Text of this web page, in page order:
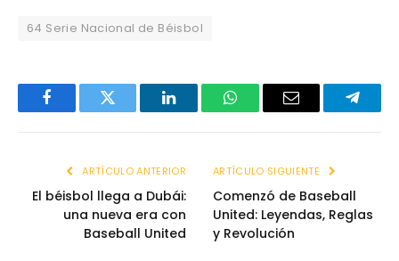
64 Serie Nacional de Béisbol
FacebookTwitter LinkedInWhatsAppEmail
ARTÍCULO ANTERIOR
El béisbol llega a Dubái:
una nueva era con
Baseball United
ARTÍCULO SIGUIENTE
Comenzó de Baseball
United: Leyendas, Reglas
y Revolución